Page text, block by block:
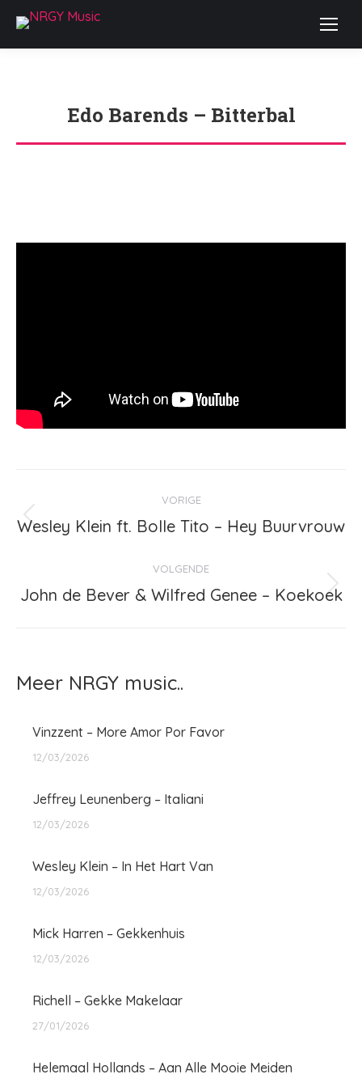
Edo Barends – Bitterbal
Je bent hier:
navigatie
VORIGE
Vorig
Wesley Klein ft. Bolle Tito – Hey Buurvrouw
VOLGENDE
Volgend
John de Bever & Wilfred Genee – Koekoek
Meer NRGY music..
Vinzzent – More Amor Por Favor
12/03/2026
Jeffrey Leunenberg – Italiani
12/03/2026
Wesley Klein – In Het Hart Van
12/03/2026
Mick Harren – Gekkenhuis
12/03/2026
Richell – Gekke Makelaar
27/01/2026
Helemaal Hollands – Aan Alle Mooie Meiden